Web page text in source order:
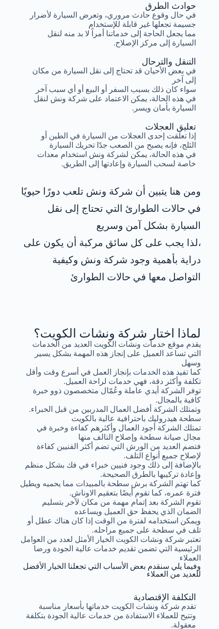
تعليق العجلات
إذا تعلقت إحدى العجلات من السيارة في الطين أو
الثلج، فإنه يصبح من الصعب جدًا تحريك السيارة
في هذه الحالة، يمكن لشركة ونش استخدام معدات
خاصة لسحب السيارة وإعادتها إلى الطريق.
التنقل والترحال
في بعض الأحيان قد تحتاج إلى نقل السيارة من مكان
إلى آخر
سواء كان ذلك بسبب السفر أو البيع أو أي سبب آخر
في هذه الحالة، يمكن الاعتماد على شركة ونش لنقل
السيارة بأمان ويسر.
حوادث الطرق
في حال وقوع حادث مروري، وتعرض السيارة لأضرار
جسيمة تجعلها غير قابلة للإستخدام
مما يجعل الحاجة إلى خدماتنا أمراً لا بد منه لنقل
السيارة إلى مركز الإصلاح.
ومن هنا يتبين أن شركة ونش تلعب دورًا حيويًا
في حالات الطوارئ التي تحتاج إلى نقل
السيارة بشكل آمن وسريع
،لذا يجب على كل سائق مركبة أن يكون على
دراية بأهمية وجود شركة ونش وكيفية
التواصل معها في حالات الطوارئ
لماذا اختار شركة ونشات الكويت؟
يقدم موقع خدمات ونشات الكويت العديد من الخدمات
التي تساعد العميل على إنجاز هذه المهمة بشكل يسير
وسهل
كما تفيد هذه الخدمات بإنجاز العمل في أسرع وقت وأقل
تكلفة وأكثر دقة، فهي خدمات لراحة العميل.
توفر الشركة أيدي عاملة وعُمّال متخصصون ذوو خبرة
كافية بالمجال.
وتمتلك الشركة أفضل العمال المدربين من قبل الخبراء.
سطحة هيدروليك باحترافية عالية بالكويت
تمتلك الشركة أجود العمال وأكثرهم كفاءة وخبرة في
مجال صيانة سطحة وإصلاح التالف منها
فتضم العديد من الورش التي تضم أكثر الفنيين كفاءة
لإصلاح جميع أنواع التلف.
بالإضافة إلى ذلك وجود فنيين خبراء في فك بشكل منظم
وإعادة تركيبها بالطرق الصحيحة.
كما تهتم الشركة برش سطحة بالمبيدات مما يحميه ويطيل
فترة عمره، كما تقوم أيضًا بتعقيم الاوناش.
تقوم الشركة بعد إتمام مهمة من مكان لآخر بتسليم
الضمان الذي يحفظ حق العميل ويساعده
ويمكن استخدامه لفترة من الوقت إذا كان هناك عطل أو
تلف في سطحة على جميع مراحله.
تعتبر شركة ونشات الكويت الخيار الأمثل لعدد من العوامل
الرئيسية التي تضمن تقديم خدمات عالية الجودة ورضا
العملاء
وفيما يلي سنقدم بعض الأسباب التي تجعلنا الخيار الأفضل
للعديد من العملاء
التكلفة الإقتصادية
تقدم شركة ونشات الكويت خدماتها بأسعار مناسبة
وتتيح للعملاء الاستفادة من خدمات عالية الجودة بتكلفة
معقولة.